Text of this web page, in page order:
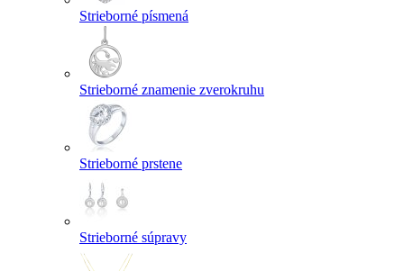
Strieborné písmená
Strieborné znamenie zverokruhu
Strieborné prstene
Strieborné súpravy